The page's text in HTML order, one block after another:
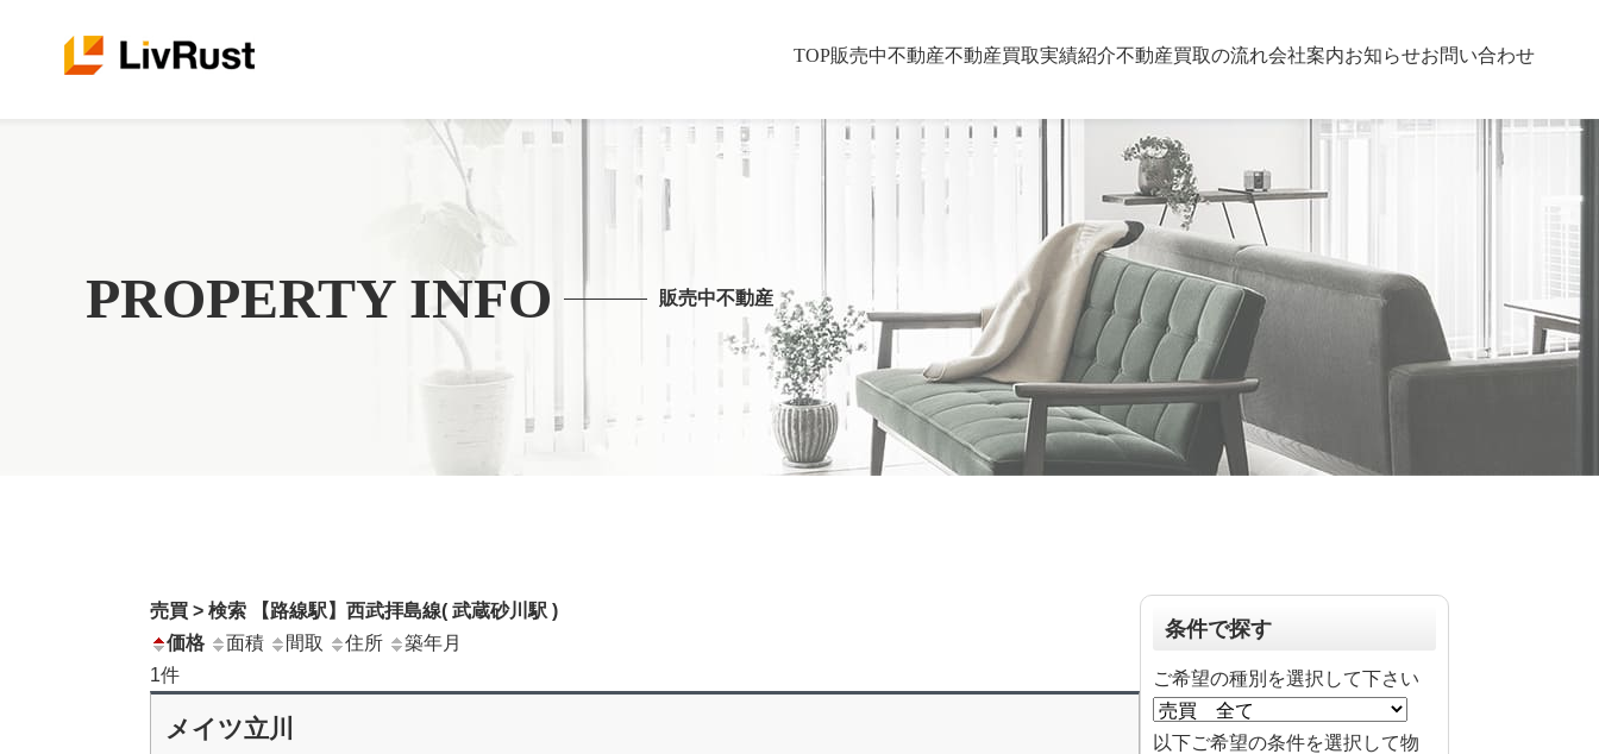
TOP販売中不動産不動産買取実績紹介不動産買取の流れ会社案内お知らせお問い合わせ
PROPERTY INFO 販売中不動産
売買 > 検索 【路線駅】西武拝島線( 武蔵砂川駅 )
価格
面積 間取 住所
築年月
1件
メイツ立川
条件で探す
ご希望の種別を選択して下さい
以下ご希望の条件を選択して物